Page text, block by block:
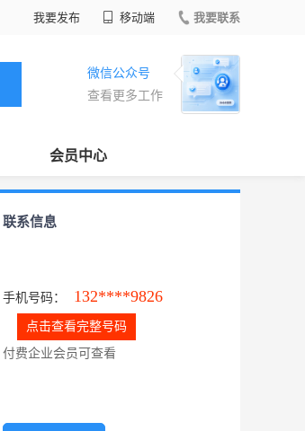
我要发布 移动端 我要联系
微信公众号
查看更多工作
会员中心
联系信息
手机号码： 132****9826
点击查看完整号码
付费企业会员可查看